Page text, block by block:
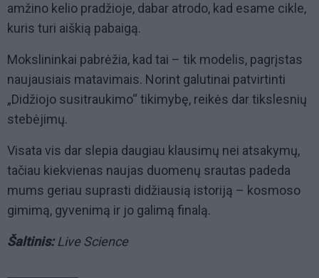
amžino kelio pradžioje, dabar atrodo, kad esame cikle,
kuris turi aiškią pabaigą.
Mokslininkai pabrėžia, kad tai – tik modelis, pagrįstas
naujausiais matavimais. Norint galutinai patvirtinti
„Didžiojo susitraukimo“ tikimybę, reikės dar tikslesnių
stebėjimų.
Visata vis dar slepia daugiau klausimų nei atsakymų,
tačiau kiekvienas naujas duomenų srautas padeda
mums geriau suprasti didžiausią istoriją – kosmoso
gimimą, gyvenimą ir jo galimą finalą.
Šaltinis:Live Science